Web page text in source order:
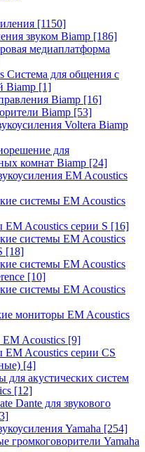
[1150]
звуком Biamp [186]
медиаплатформа
Система для общения с
Biamp [1]
Biamp [16]
Biamp [53]
Voltera Biamp
для
комнат Biamp [24]
EM Acoustics
системы EM Acoustics
EM Acoustics серии S [16]
системы EM Acoustics
[18]
системы EM Acoustics
[10]
системы EM Acoustics
мониторы EM Acoustics
Acoustics [9]
EM Acoustics серии CS
[4]
для акустических систем
[12]
Dante для звукового
Yamaha [254]
громкоговорители Yamaha